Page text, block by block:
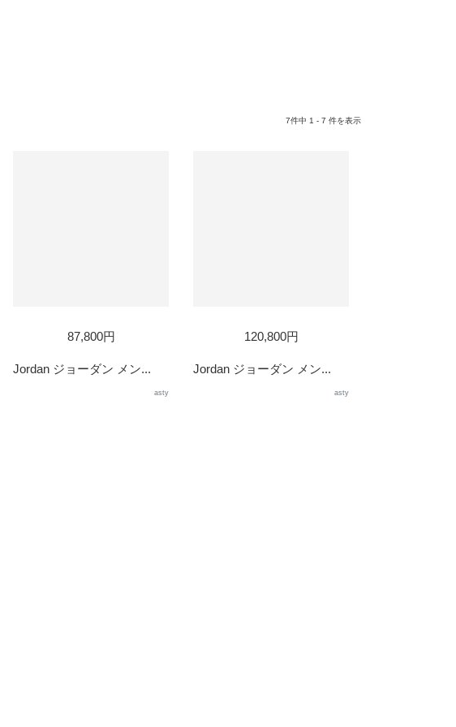
7件中 1 - 7 件を表示
87,800円
Jordan ジョーダン メン...
asty
120,800円
Jordan ジョーダン メン...
asty